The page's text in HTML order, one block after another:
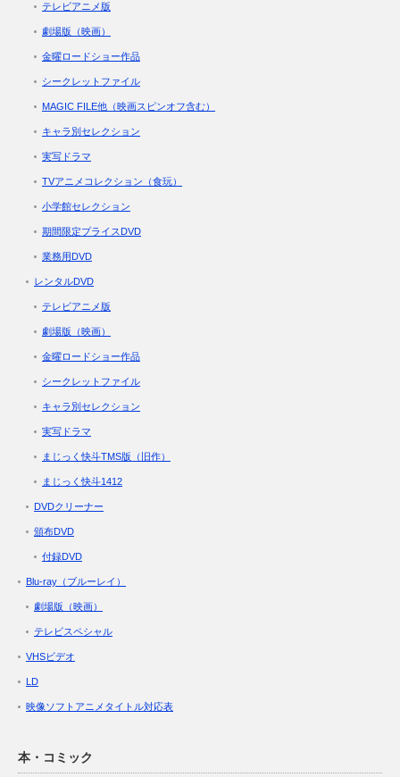
テレビアニメ版
劇場版（映画）
金曜ロードショー作品
シークレットファイル
MAGIC FILE他（映画スピンオフ含む）
キャラ別セレクション
実写ドラマ
TVアニメコレクション（食玩）
小学館セレクション
期間限定プライスDVD
業務用DVD
レンタルDVD
テレビアニメ版
劇場版（映画）
金曜ロードショー作品
シークレットファイル
キャラ別セレクション
実写ドラマ
まじっく快斗TMS版（旧作）
まじっく快斗1412
DVDクリーナー
頒布DVD
付録DVD
Blu-ray（ブルーレイ）
劇場版（映画）
テレビスペシャル
VHSビデオ
LD
映像ソフトアニメタイトル対応表
本・コミック